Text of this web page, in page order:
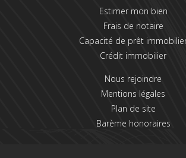
Estimer mon bien
Frais de notaire
Capacité de prêt
Crédit immobilier
Nous rejoindre
Mentions légales
Plan de site
Barème honoraires